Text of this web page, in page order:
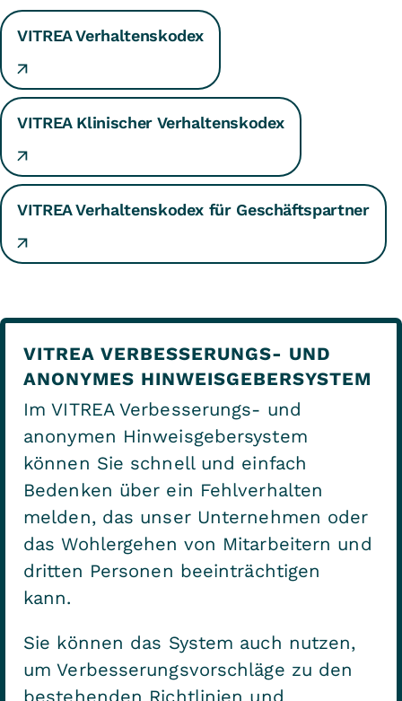
VITREA Verhaltenskodex
VITREA Klinischer Verhaltenskodex
VITREA Verhaltenskodex für Geschäftspartner
VITREA VERBESSERUNGS- UND
ANONYMES HINWEISGEBERSYSTEM
Im VITREA Verbesserungs- und
anonymen Hinweisgebersystem
können Sie schnell und einfach
Bedenken über ein Fehlverhalten
melden, das unser Unternehmen oder
das Wohlergehen von Mitarbeitern und
dritten Personen beeinträchtigen
kann.
Sie können das System auch nutzen,
um Verbesserungsvorschläge zu den
bestehenden Richtlinien und